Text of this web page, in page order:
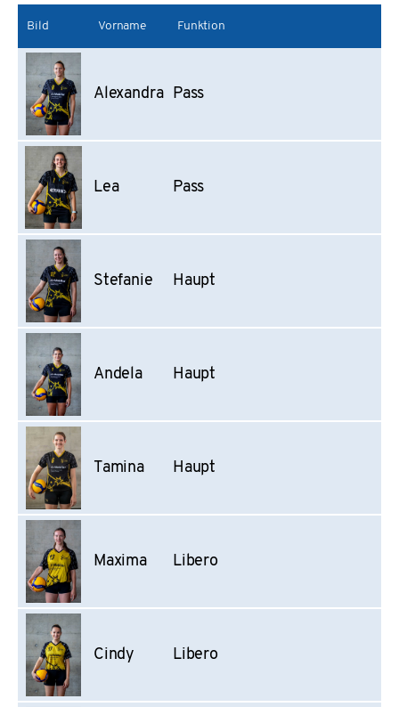
Bild Vorname Funktion
Alexandra Pass
Lea Pass
Stefanie Haupt
Andela Haupt
Tamina Haupt
Maxima Libero
Cindy Libero